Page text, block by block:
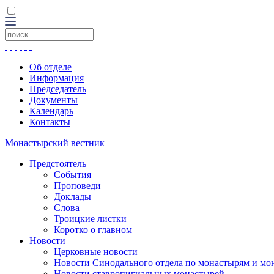
Об отделе
Информация
Председатель
Документы
Календарь
Контакты
Монастырский вестник
Предстоятель
События
Проповеди
Доклады
Слова
Троицкие листки
Коротко о главном
Новости
Церковные новости
Новости Синодального отдела по монастырям и